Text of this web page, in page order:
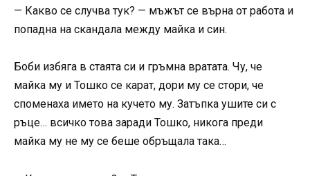
— Какво се случва тук? — мъжът се върна от работа и
попадна на скандала между майка и син.
Боби избяга в стаята си и гръмна вратата. Чу, че
майка му и Тошко се карат, дори му се стори, че
споменаха името на кучето му. Затъпка ушите си с
ръце… всичко това заради Тошко, никога преди
майка му не му се беше обръщала така…